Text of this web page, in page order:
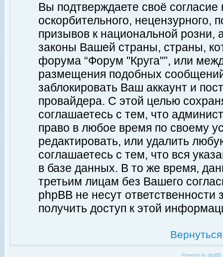
Вы подтверждаете своё
оскорбительного, нецензурного,
призывов к национальной
законы Вашей страны, страны,
форума “Форум "Круга"”, или
размещения подобных
заблокировать Ваш аккаунт и
провайдера. С этой целью
соглашаетесь с тем, что
право в любое время по своему
редактировать, или удалить
соглашаетесь с тем, что вся
в базе данных. В то же время,
третьим лицам без Вашего
phpBB не несут ответственности
получить доступ к этой
Powered by phpBB